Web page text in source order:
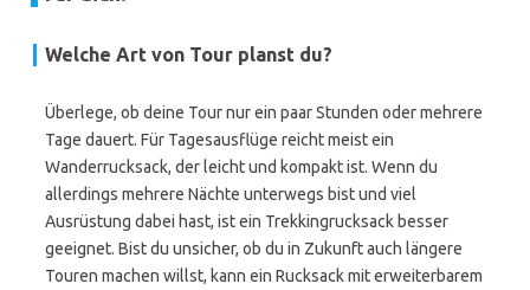
Welche Art von Tour planst du?
Überlege, ob deine Tour nur ein paar Stunden oder mehrere
Tage dauert. Für Tagesausflüge reicht meist ein
Wanderrucksack, der leicht und kompakt ist. Wenn du
allerdings mehrere Nächte unterwegs bist und viel
Ausrüstung dabei hast, ist ein Trekkingrucksack besser
geeignet. Bist du unsicher, ob du in Zukunft auch längere
Touren machen willst, kann ein Rucksack mit erweiterbarem